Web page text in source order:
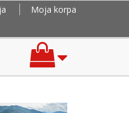
Moja korpa